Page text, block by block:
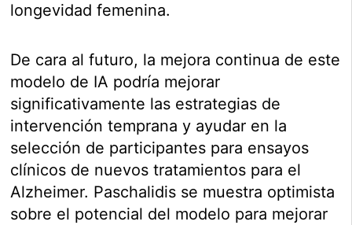
longevidad femenina.
De cara al futuro, la mejora continua de este
modelo de IA podría mejorar
significativamente las estrategias de
intervención temprana y ayudar en la
selección de participantes para ensayos
clínicos de nuevos tratamientos para el
Alzheimer. Paschalidis se muestra optimista
sobre el potencial del modelo para mejorar